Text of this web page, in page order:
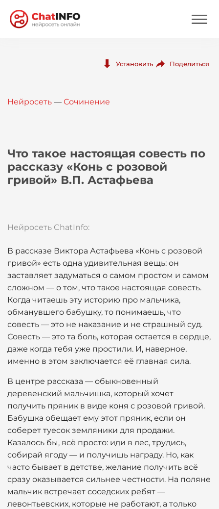
Вход
Установить Поделиться
Нейросеть — Сочинение
Что такое настоящая совесть по
рассказу «Конь с розовой
гривой» В.П. Астафьева
Нейросеть ChatInfo:
В рассказе Виктора Астафьева «Конь с розовой
гривой» есть одна удивительная вещь: он
заставляет задуматься о самом простом и самом
сложном — о том, что такое настоящая совесть.
Когда читаешь эту историю про мальчика,
обманувшего бабушку, то понимаешь, что
совесть — это не наказание и не страшный суд.
Совесть — это та боль, которая остается в сердце,
даже когда тебя уже простили. И, наверное,
именно в этом заключается её главная сила.
В центре рассказа — обыкновенный
деревенский мальчишка, который хочет
получить пряник в виде коня с розовой гривой.
Бабушка обещает ему этот пряник, если он
соберет туесок земляники для продажи.
Казалось бы, всё просто: иди в лес, трудись,
собирай ягоду — и получишь награду. Но, как
часто бывает в детстве, желание получить всё
сразу оказывается сильнее честности. На поляне
мальчик встречает соседских ребят —
левонтьевских, которые не работают, а только